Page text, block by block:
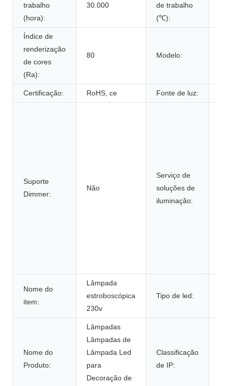
trabalho
(hora):
30.000
de trabalho
(℃):
Índice de
renderização
de cores
(Ra):
80 Modelo:
Certificação: RoHS, ce Fonte de luz:
Suporte
Dimmer:
Não
Serviço de
soluções de
iluminação:
Nome do
item:
Lâmpada
estroboscópica
230v
Tipo de led:
Nome do
Produto:
Lâmpadas
Lâmpadas de
Lâmpada Led
para
Decoração de
Classificação
de IP: